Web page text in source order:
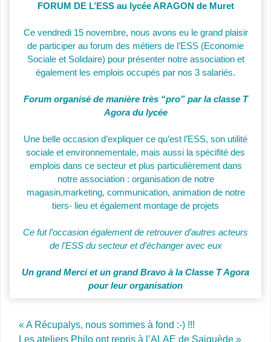
FORUM DE L’ESS au lycée ARAGON de Muret
Ce vendredi 15 novembre, nous avons eu le grand plaisir
de participer au forum des métiers de l’ESS (Economie
Sociale et Solidaire) pour présenter notre association et
également les emplois occupés par nos 3 salariés.
Forum organisé de manière très “pro” par la classe T
Agora du lycée
Une belle occasion d’expliquer ce qu’est l’ESS, son utilité
sociale et environnementale, mais aussi la spécifité des
emplois dans ce secteur et plus particulièrement dans
notre association : organisation de notre
magasin,marketing, communication, animation de notre
tiers- lieu et également montage de projets
Ce fut l’occasion également de retrouver d’autres acteurs
de l’ESS du secteur et d’échanger avec eux
Un grand Merci et un grand Bravo à la Classe T Agora
pour leur organisation
Post navigation
« A Récupalys, nous sommes à fond :-) !!!
Les ateliers Philo ont repris à l’ALAE de Saiguède »